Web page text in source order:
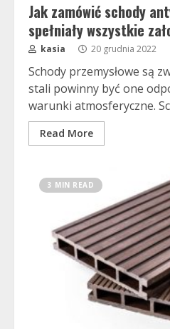
Jak zamówić schody
spełniały wszystkie
kasia 20 grudnia 2022
Schody przemysłowe są
stali powinny być one
warunki atmosferyczne.
Read More
3 MIN READ